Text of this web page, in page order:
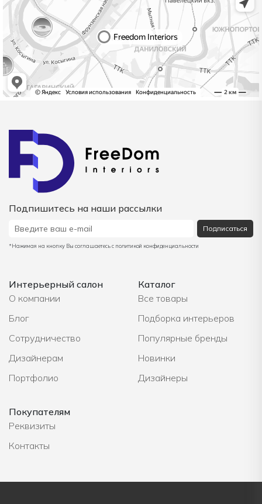
Интерьерный салон
О компании
Блог
Сотрудничество
Дизайнерам
Портфолио
Каталог
Все товары
Подборка интерьеров
Популярные бренды
Новинки
Дизайнеры
Покупателям
Реквизиты
Контакты
Подпишитесь на наши рассылки
Подписаться
*Нажимая на кнопку Вы соглашаетесь с политикой конфиденциальности